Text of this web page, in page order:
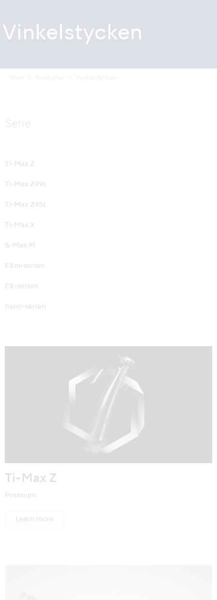
Vinkelstycken
Serie
Ti-Max Z
Ti-Max Z99L
Ti-Max Z45L
Ti-Max X
S-Max M
FXm-serien
EX-serien
nano-serien
Ti-Max Z
Premium
Learn more